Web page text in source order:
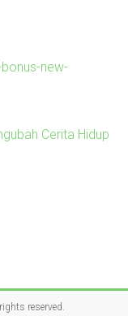
new-
Cerita Hidup
reserved.